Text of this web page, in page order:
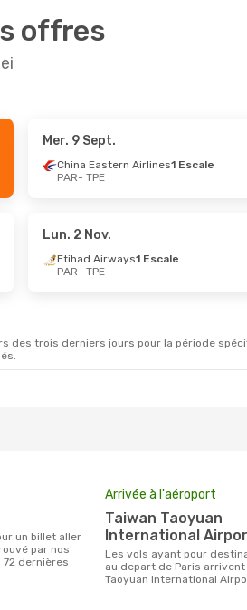
offres
1 Escale
- Mer. 2 Sept.
Mer. 9 Sept.
China Eastern Airlines1 Escale
PAR- TPE
Lun. 2 Nov.
Etihad Airways1 Escale
PAR- TPE
des trois derniers jours pour la période
par nos
dernières
Arrivée à l'aéroport
Taiwan Taoyuan
International
Les vols ayant pour destination Taipei
au depart de Paris arrivent
Taoyuan International